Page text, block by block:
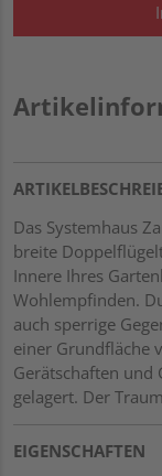
Das Systemhaus
breite
Innere Ihres
Wohlempfinden.
auch sperrige
einer Grundfläche
Gerätschaften und
gelagert. Der
EIGENSCHAFTEN